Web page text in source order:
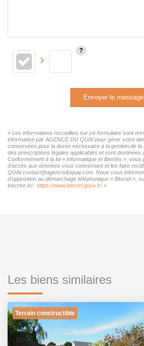
Envoyer le message
« Les informations recueillies sur ce formulaire sont
informatisé par AGENCE DU QUAI pour gérer votre
conservées pour la durée nécessaire à la gestion de
des prescriptions légales applicables et sont destinées
Conformément à la loi « informatique et libertés »,
d'accès aux données vous concernant et les faire
QUAI contact@agenceduquai.com. Nous vous
d'opposition au démarchage téléphonique « Bloctel »,
inscrire ici : https://www.bloctel.gouv.fr/»
Les biens similaires
Terrain constructible